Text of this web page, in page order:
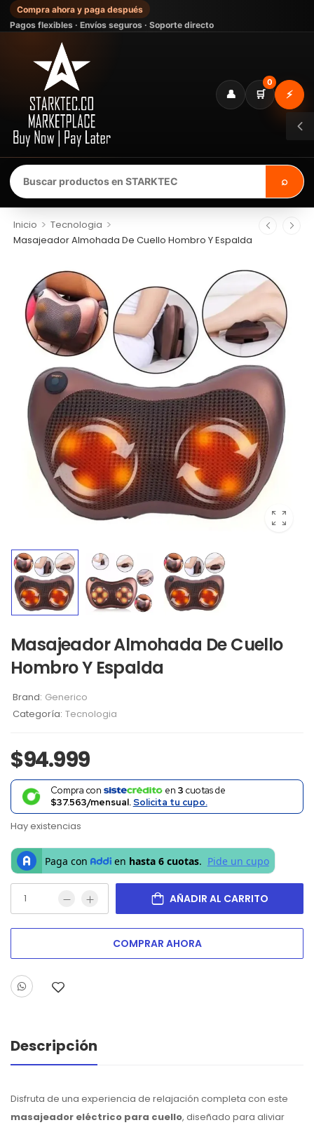
Compra ahora y paga después
Pagos flexibles · Envíos seguros · Soporte directo
👤 🛒
0
⚡
⌕
Inicio > Tecnologia >
Masajeador Almohada De Cuello Hombro Y Espalda
Masajeador Almohada De Cuello
Hombro Y Espalda
Brand: Generico
Categoría: Tecnologia
$94.999
Compra con en3 cuotas de
$37.563/mensual.Solicita tu cupo.
Hay existencias
AÑADIR AL CARRITO
COMPRAR AHORA
Descripción
Disfruta de una experiencia de relajación completa con este
masajeador eléctrico para cuello, diseñado para aliviar